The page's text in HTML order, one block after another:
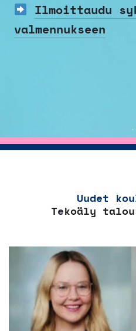
Ilmoittaudu
valmennukseen
Uudet
Tekoäly